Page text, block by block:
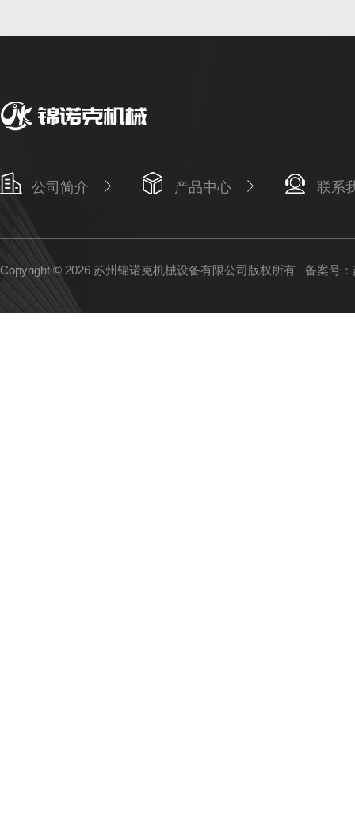
公司简介 产品中心 联系
Copyright © 2026 苏州锦诺克机械设备有限公司版权所有 备案号：